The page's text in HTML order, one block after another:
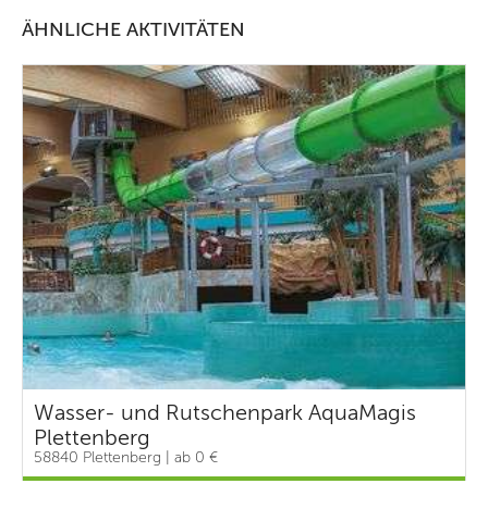
ÄHNLICHE AKTIVITÄTEN
Wasser- und Rutschenpark AquaMagis
Plettenberg
58840 Plettenberg | ab 0 €